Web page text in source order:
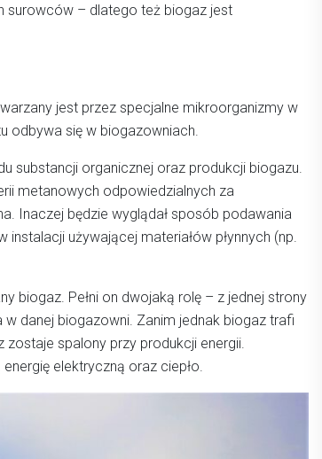
surowców – dlatego też biogaz jest
jest przez specjalne mikroorganizmy w
odbywa się w biogazowniach.
substancji organicznej oraz produkcji biogazu.
metanowych odpowiedzialnych za
Inaczej będzie wyglądał sposób podawania
używającej materiałów płynnych (np.
biogaz. Pełni on dwojaką rolę – z jednej strony
danej biogazowni. Zanim jednak biogaz trafi
spalony przy produkcji energii.
elektryczną oraz ciepło.